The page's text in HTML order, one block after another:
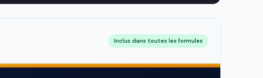
Inclus dans toutes les formules